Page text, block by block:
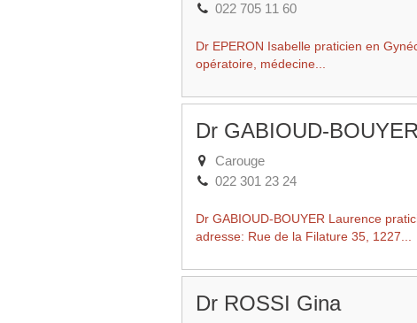
022 705 11 60
Dr EPERON Isabelle praticien en
opératoire, médecine...
Dr GABIOUD-
Carouge
022 301 23 24
Dr GABIOUD-BOUYER Laurence
adresse: Rue de la Filature 35, 1227...
Dr ROSSI Gina